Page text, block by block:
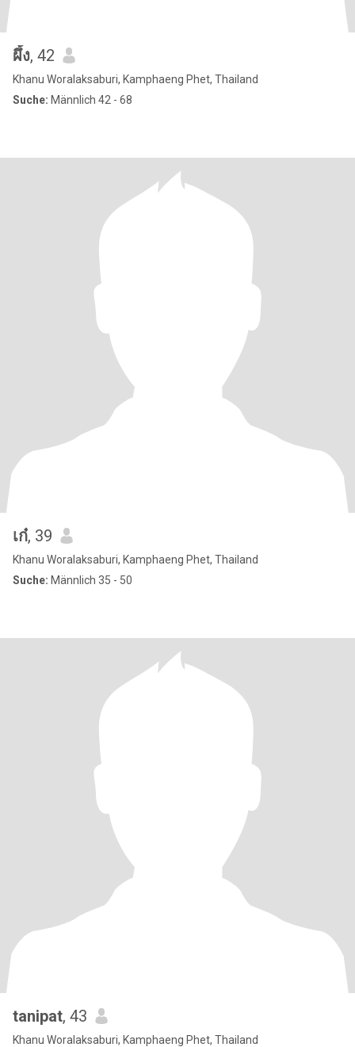
ผึ้ง, 42
Khanu Woralaksaburi, Kamphaeng Phet, Thailand
Suche: Männlich 42 - 68
เก๋, 39
Khanu Woralaksaburi, Kamphaeng Phet, Thailand
Suche: Männlich 35 - 50
tanipat, 43
Khanu Woralaksaburi, Kamphaeng Phet, Thailand